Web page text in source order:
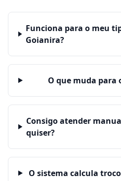
Funciona para o meu
Goianira?
O que muda para
Consigo atender
quiser?
O sistema calcula